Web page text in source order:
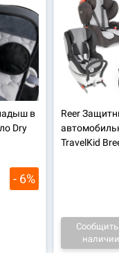
в
Dry
- 6%
Reer
TravelKid
наличии